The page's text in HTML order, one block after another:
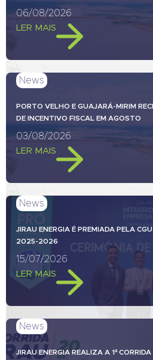
06/08/2026
LER MAIS
News
PORTO VELHO E GUAJARÁ-MIRIM
DE INCENTIVO FISCAL EM AGOSTO
03/08/2026
LER MAIS
News
JIRAU ENERGIA É PREMIADA PELA
2025-2026
15/07/2026
LER MAIS
News
JIRAU ENERGIA REALIZA A 1ª